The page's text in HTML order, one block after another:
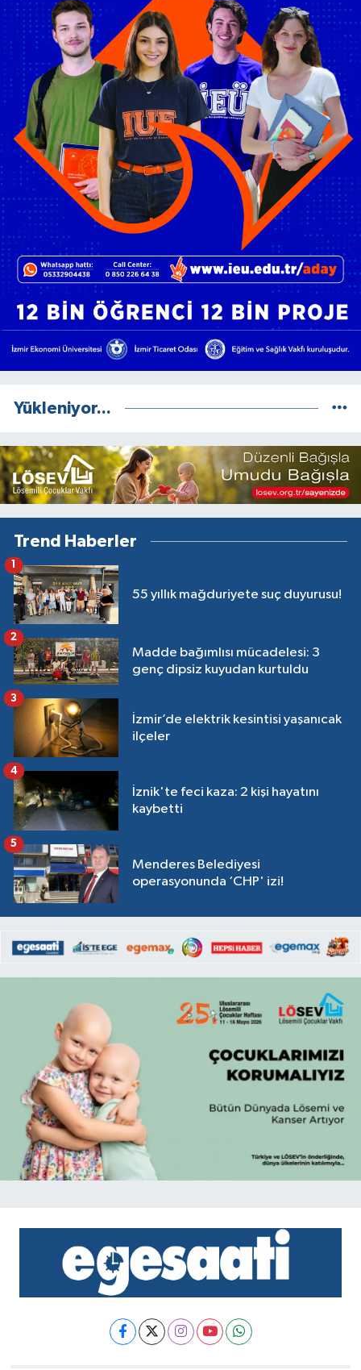
Yükleniyor...
Trend Haberler
55 yıllık mağduriyete suç duyurusu!
1
Madde bağımlısı mücadelesi: 3
genç dipsiz kuyudan kurtuldu
2
İzmir’de elektrik kesintisi yaşanıcak
ilçeler
3
İznik'te feci kaza: 2 kişi hayatını
kaybetti
4
Menderes Belediyesi
operasyonunda ‘CHP' izi!
5